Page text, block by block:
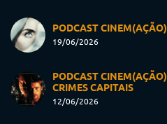
PODCAST
19/06/2026
PODCAST
CRIMES CAPITAIS
12/06/2026